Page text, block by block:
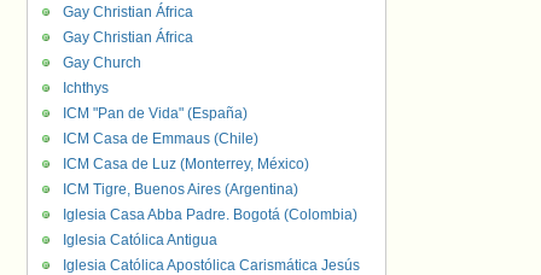
Gay Christian África
Gay Christian África
Gay Church
Ichthys
ICM "Pan de Vida" (España)
ICM Casa de Emmaus (Chile)
ICM Casa de Luz (Monterrey, México)
ICM Tigre, Buenos Aires (Argentina)
Iglesia Casa Abba Padre. Bogotá (Colombia)
Iglesia Católica Antigua
Iglesia Católica Apostólica Carismática Jesús